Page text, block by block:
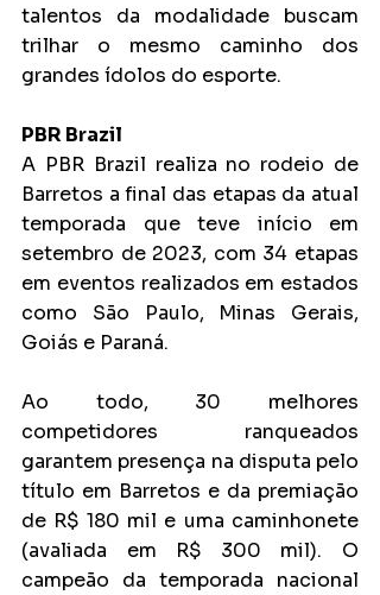
talentos da modalidade buscam
trilhar o mesmo caminho dos
grandes ídolos do esporte.
PBR Brazil
A PBR Brazil realiza no rodeio de
Barretos a final das etapas da atual
temporada que teve início em
setembro de 2023, com 34 etapas
em eventos realizados em estados
como São Paulo, Minas Gerais,
Goiás e Paraná.
Ao todo, 30 melhores
competidores ranqueados
garantem presença na disputa pelo
título em Barretos e da premiação
de R$ 180 mil e uma caminhonete
(avaliada em R$ 300 mil). O
campeão da temporada nacional